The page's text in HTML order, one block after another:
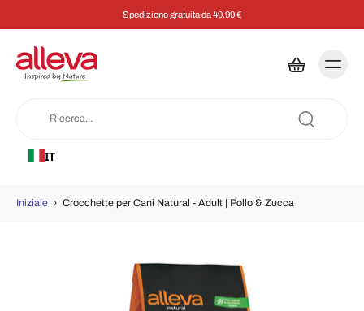
Spedizione gratuita da 49.99 €
IT
Iniziale › Crocchette per Cani Natural - Adult | Pollo & Zucca